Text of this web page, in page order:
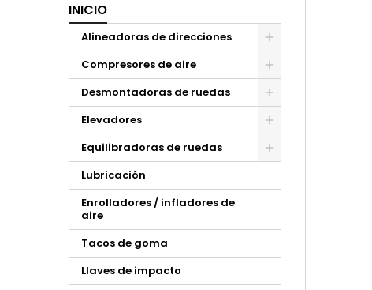
INICIO
Alineadoras de direcciones
Compresores de aire
Desmontadoras de ruedas
Elevadores
Equilibradoras de ruedas
Lubricación
Enrolladores / infladores de
aire
Tacos de goma
Llaves de impacto